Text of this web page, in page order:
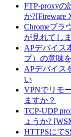
FTP-proxyの
か?[Fireware
Chromeブラ
が見れてし
APデバイス
プ）の意味
APデバイス
い
VPNでリモ
ますか？
TCP-UDP
ょうか?
HTTPSにて